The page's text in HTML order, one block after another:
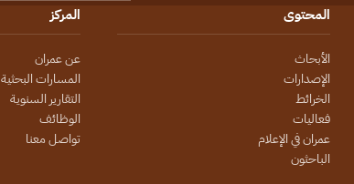
المحتوى
الأبحاث
الإصدارات
الخرائط
فعاليات
عمران في الإعلام
الباحثون
المركز
عن عمران
المسارات البحثية
التقارير السنوية
الوظائف
تواصل معنا